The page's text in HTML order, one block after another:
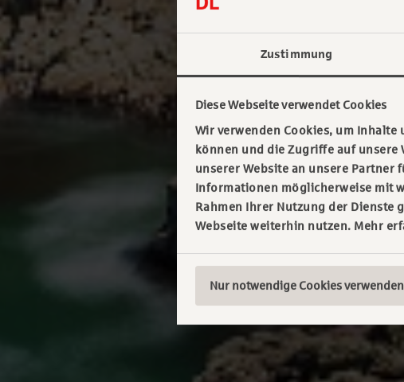
Zustimmung
Diese Webseite verwendet Cookies
Wir verwenden Cookies, um
können und die Zugriffe auf
unserer Website an unsere Partner
Informationen möglicherweise mit
Rahmen Ihrer Nutzung der Dienste
Webseite weiterhin nutzen. Mehr
Nur notwendige Cookies verwenden